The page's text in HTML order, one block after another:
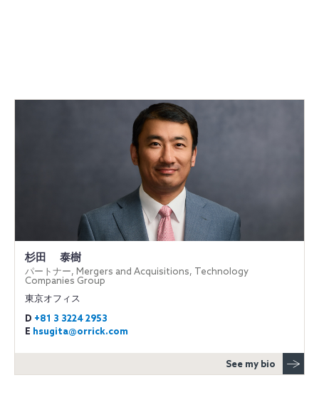
杉田 泰樹
パートナー, Mergers and Acquisitions, Technology
Companies Group
東京オフィス
D +81 3 3224 2953
E hsugita@orrick.com
See my bio